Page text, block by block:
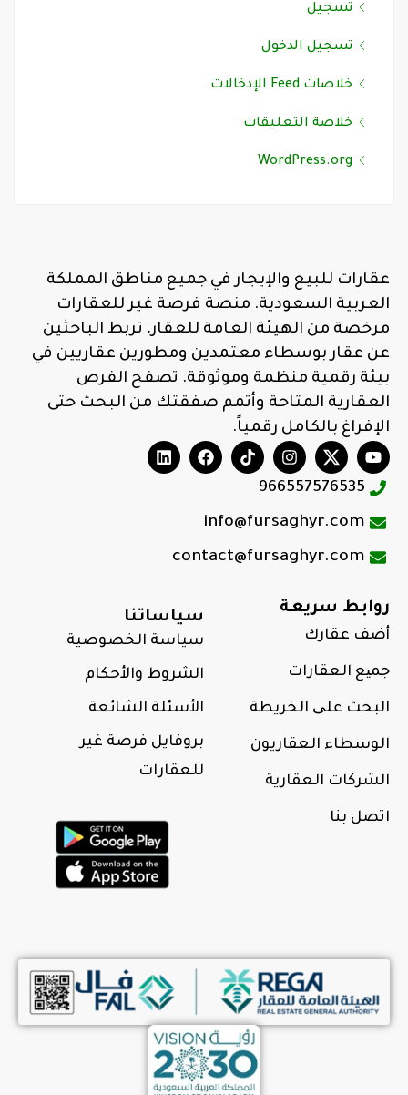
تسجيل
تسجيل الدخول
خلاصات Feed الإدخالات
خلاصة التعليقات
WordPress.org
عقارات للبيع والإيجار في جميع مناطق المملكة
العربية السعودية. منصة فرصة غير للعقارات
مرخصة من الهيئة العامة للعقار، تربط الباحثين
عن عقار بوسطاء معتمدين ومطورين عقاريين في
بيئة رقمية منظمة وموثوقة. تصفح الفرص
العقارية المتاحة وأتمم صفقتك من البحث حتى
الإفراغ بالكامل رقمياً.
966557576535
info@fursaghyr.com
contact@fursaghyr.com
روابط سريعة
أضف عقارك
جمیع العقارات
البحث علی الخريطة
الوسطاء العقاريون
الشركات العقارية
اتصل بنا
سياساتنا
سياسة الخصوصية
الشروط والأحكام
الأسئلة الشائعة
بروفايل فرصة غير
للعقارات